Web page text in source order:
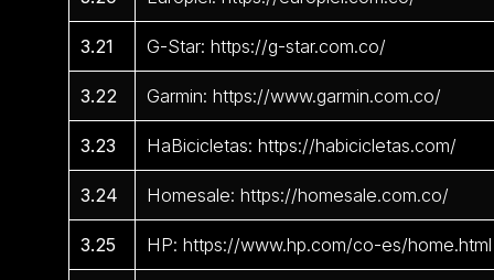
3.21 G-Star: https://g-star.com.co/
3.22 Garmin: https://www.garmin.com.co/
3.23 HaBicicletas: https://habicicletas.com/
3.24 Homesale: https://homesale.com.co/
3.25 HP: https://www.hp.com/co-es/home.html